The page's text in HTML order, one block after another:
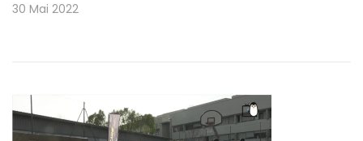
30 Mai 2022